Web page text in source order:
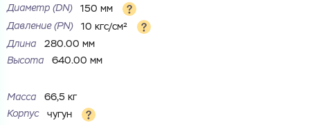
Комментарий
Cоглашаюсь на обработку
ЗАГРУЗИТЬ
МБ)
Cоглашаюсь на обработку
Диаметр (DN)
150 мм
Давление (PN)
10 кгс/см²
Длина
280.00 мм
Высота
640.00 мм
Масса
66,5 кг
Корпус
чугун